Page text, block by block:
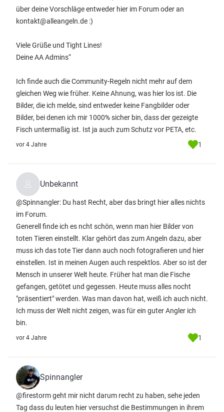
über deine Vorschläge entweder hier im Forum oder an
kontakt@alleangeln.de :)
Viele Grüße und Tight Lines!
Deine AA Admins“
Ich finde auch die Community-Regeln nicht mehr auf dem
gleichen Weg wie früher. Keine Ahnung, was hier los ist. Die
Bilder, die ich melde, sind entweder keine Fangbilder oder
Bilder, bei denen ich mir 1000% sicher bin, dass der gezeigte
Fisch untermaßig ist. Ist ja auch zum Schutz vor PETA, etc.
vor 4 Jahre 1
Unbekannt
@Spinnangler: Du hast Recht, aber das bringt hier alles nichts
im Forum.
Generell finde ich es ncht schön, wenn man hier Bilder von
toten Tieren einstellt. Klar gehört das zum Angeln dazu, aber
muss ich das tote Tier dann auch noch fotografieren und hier
einstellen. Ist in meinen Augen auch respektlos. Aber so ist der
Mensch in unserer Welt heute. Früher hat man die Fische
gefangen, getötet und gegessen. Heute muss alles nocht
"präsentiert" werden. Was man davon hat, weiß ich auch nicht.
Ich muss der Welt nicht zeigen, was für ein guter Angler ich
bin.
vor 4 Jahre 1
Spinnangler
@firestorm geht mir nicht darum recht zu haben, sehe jeden
Tag dass du leuten hier versuchst die Bestimmungen in ihrem